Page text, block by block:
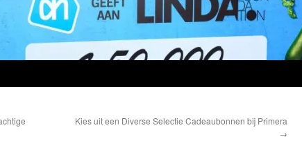
Kies uit een Diverse Selectie Cadeaubonnen bij Primera
→